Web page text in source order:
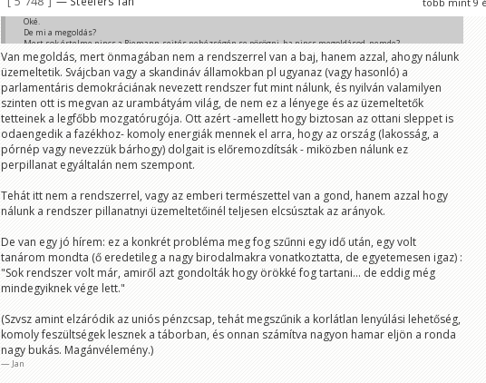
Oké.
De mi a megoldás?
Mert sok értelme nincs a Riemann-sejtés nehézségén se pörögni, ha nincs megoldásod, nemde?
Sobri Jóska
Van megoldás, mert önmagában nem a rendszerrel van a baj, hanem azzal, ahogy nálunk
üzemeltetik. Svájcban vagy a skandináv államokban pl ugyanaz (vagy hasonló) a
parlamentáris demokráciának nevezett rendszer fut mint nálunk, és nyilván valamilyen
szinten ott is megvan az urambátyám világ, de nem ez a lényege és az üzemeltetők
tetteinek a legfőbb mozgatórugója. Ott azért -amellett hogy biztosan az ottani sleppet is
odaengedik a fazékhoz- komoly energiák mennek el arra, hogy az ország (lakosság, a
pórnép vagy nevezzük bárhogy) dolgait is előremozdítsák - miközben nálunk ez
perpillanat egyáltalán nem szempont.
Tehát itt nem a rendszerrel, vagy az emberi természettel van a gond, hanem azzal hogy
nálunk a rendszer pillanatnyi üzemeltetőinél teljesen elcsúsztak az arányok.
De van egy jó hírem: ez a konkrét probléma meg fog szűnni egy idő után, egy volt
tanárom mondta (ő eredetileg a nagy birodalmakra vonatkoztatta, de egyetemesen igaz) :
"Sok rendszer volt már, amiről azt gondolták hogy örökké fog tartani... de eddig még
mindegyiknek vége lett."
(Szvsz amint elzáródik az uniós pénzcsap, tehát megszűnik a korlátlan lenyúlási lehetőség,
komoly feszültségek lesznek a táborban, és onnan számítva nagyon hamar eljön a ronda
nagy bukás. Magánvélemény.)
Jan